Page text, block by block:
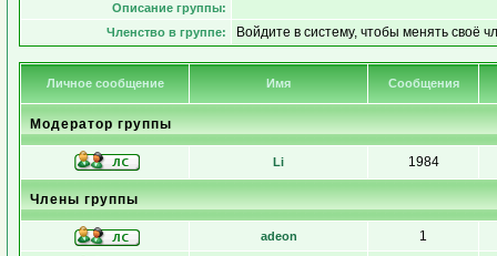
Описание группы:
Членство в группе:
Войдите в систему, чтобы менять своё
Личное сообщение Имя Сообщения
Модератор группы
Li 1984
Члены группы
adeon 1